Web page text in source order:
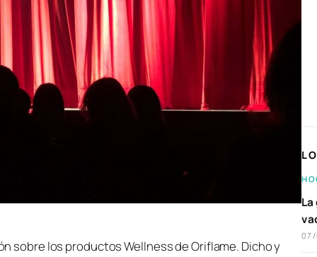
sobre los productos Wellness de Oriflame. Dicho y